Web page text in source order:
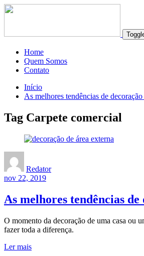
Home
Quem Somos
Contato
Início
As melhores tendências de
Tag Carpete comercial
Redator
nov 22, 2019
As melhores tendências
O momento da decoração de uma casa ou
fazer toda a diferença.
Ler mais